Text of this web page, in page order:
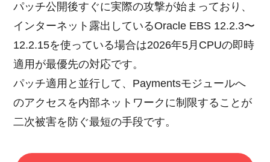
パッチ公開後すぐに実際の攻撃が始まっており、
インターネット露出しているOracle EBS 12.2.3〜
12.2.15を使っている場合は2026年5月CPUの即時
適用が最優先の対応です。
パッチ適用と並行して、Paymentsモジュールへ
のアクセスを内部ネットワークに制限することが
二次被害を防ぐ最短の手段です。